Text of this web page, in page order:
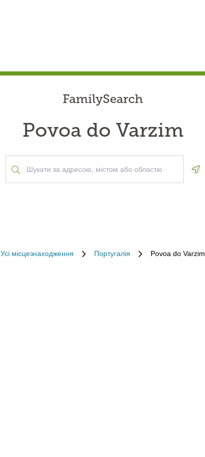
FamilySearch
Povoa do Varzim
Усі місцезнаходження Португалія Povoa do Varzim